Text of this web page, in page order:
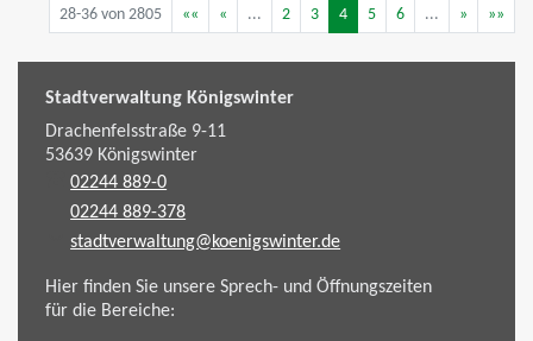
28-36 von 2805 «« « ... 2 3 4 5 6 ... » »»
Stadtverwaltung Königswinter
Drachenfelsstraße 9-11
53639Königswinter
02244 889-0
02244 889-378
stadtverwaltung@koenigswinter.de
Hier finden Sie unsere Sprech- und Öffnungszeiten
für die Bereiche: